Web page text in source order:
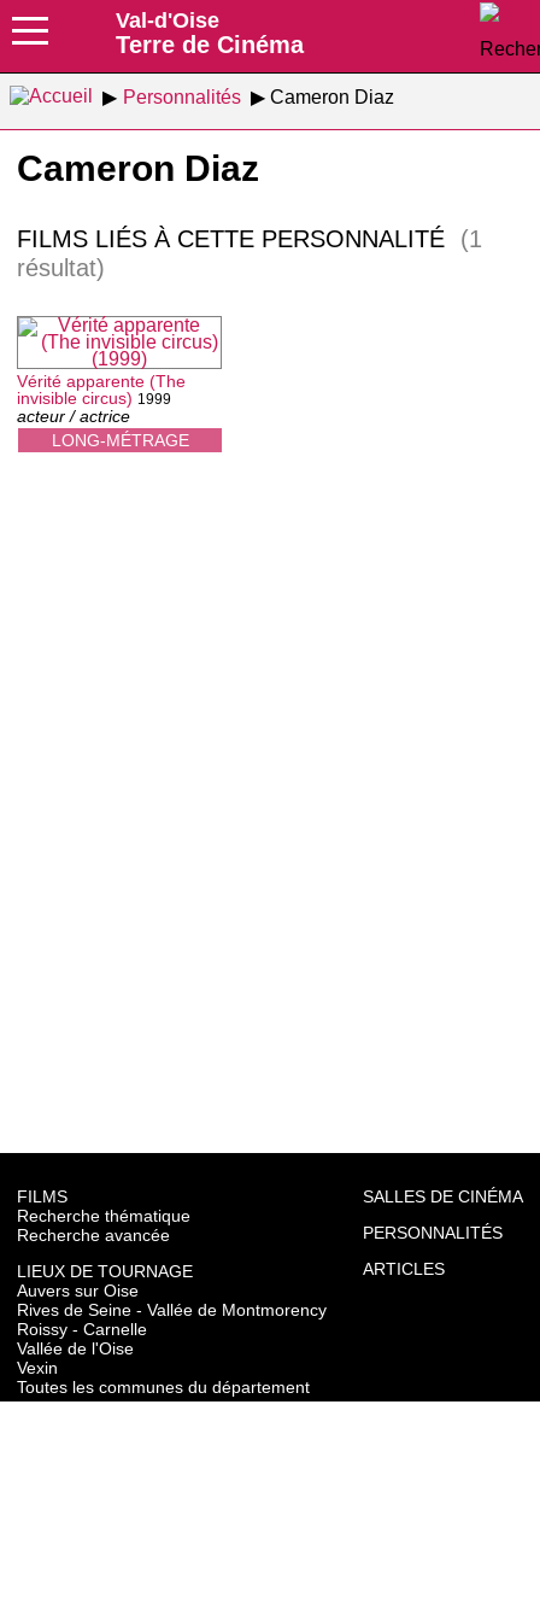
Val-d'Oise
Terre de Cinéma
Personnalités Cameron Diaz
Cameron Diaz
FILMS LIÉS À CETTE PERSONNALITÉ
(1
résultat)
LONG-MÉTRAGE
Vérité apparente (The
invisible circus) 1999
acteur / actrice
FILMS
Recherche thématique
Recherche avancée
LIEUX DE TOURNAGE
Auvers sur Oise
Rives de Seine - Vallée de Montmorency
Roissy - Carnelle
Vallée de l'Oise
Vexin
Toutes les communes du département
SALLES DE CINÉMA
PERSONNALITÉS
ARTICLES